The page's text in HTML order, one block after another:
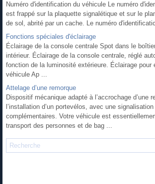
Numéro d'identification du véhicule Le numéro
est frappé sur la plaquette signalétique et sur le
de sol, abrité par un cache. Le numéro
Fonctions spéciales d'éclairage
Éclairage de la console centrale Spot dans le
intérieur. Éclairage de la console centrale, réglé
fonction de la luminosité extérieure. Éclairage pour
véhicule Ap ...
Attelage d’une remorque
Dispositif mécanique adapté à l’accrochage d’une
l’installation d’un portevélos, avec une
complémentaires. Votre véhicule est
transport des personnes et de bag ...